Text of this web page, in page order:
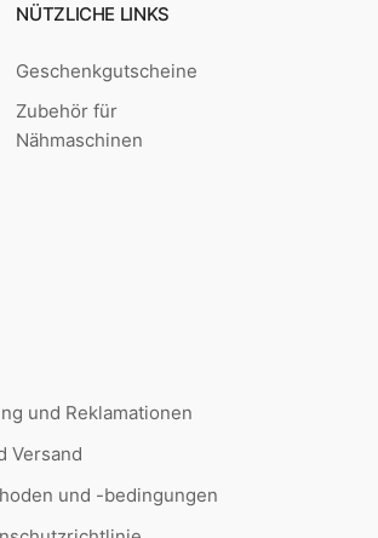
NÜTZLICHE LINKS
Geschenkgutscheine
Zubehör für
Nähmaschinen
und Reklamationen
Versand
und -bedingungen